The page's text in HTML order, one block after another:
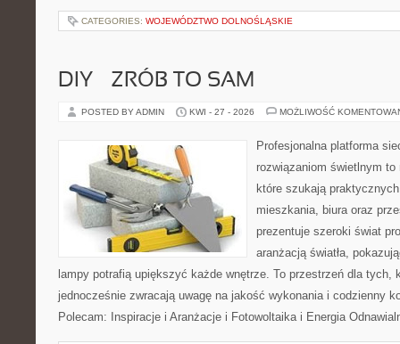
CATEGORIES: WOJEWÓDZTWO DOLNOŚLĄSKIE
DIY – ZRÓB TO SAM
POSTED BY ADMIN KWI - 27 - 2026 MOŻLIWOŚĆ
Profesjonalna platforma
rozwiązaniom świetlnym
które szukają
mieszkania, biura oraz
prezentuje szeroki świat
aranżacją światła,
lampy potrafią upiększyć każde wnętrze. To przestrzeń dla tych,
jednocześnie zwracają uwagę na jakość wykonania i codzienny
Polecam: Inspiracje i Aranżacje i Fotowoltaika i Energia